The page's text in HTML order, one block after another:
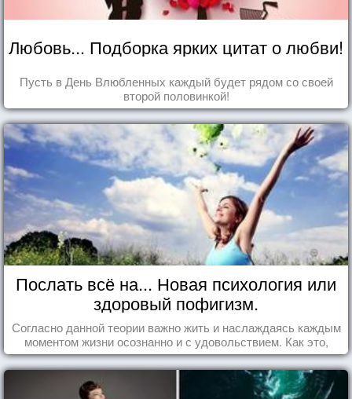
Любовь... Подборка ярких цитат о любви!
Пусть в День Влюбленных каждый будет рядом со своей
второй половинкой!
Послать всё на... Новая психология или
здоровый пофигизм.
Согласно данной теории важно жить и наслаждаясь каждым
моментом жизни осознанно и с удовольствием. Как это,
попробуем разобраться на реальных примерах.